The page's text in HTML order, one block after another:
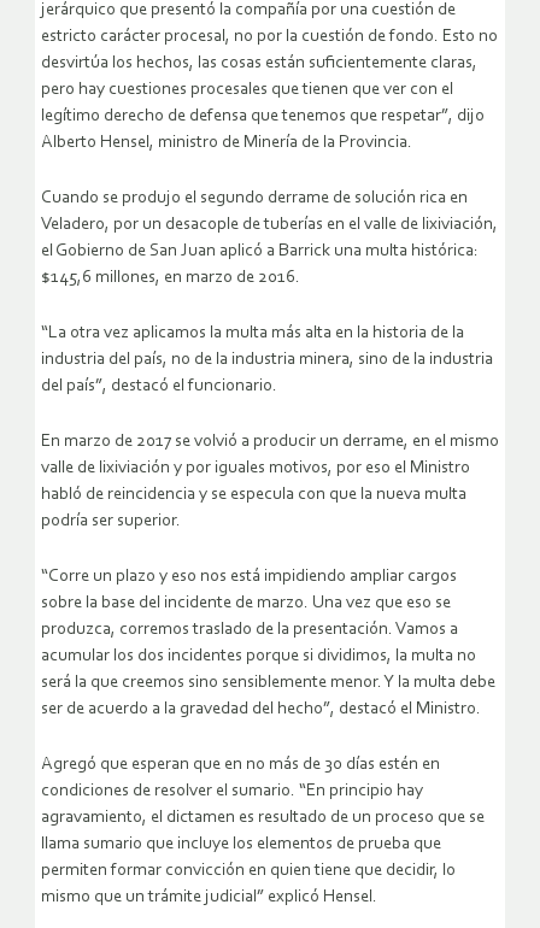
jerárquico que presentó la compañía por una cuestión de
estricto carácter procesal, no por la cuestión de fondo. Esto no
desvirtúa los hechos, las cosas están suficientemente claras,
pero hay cuestiones procesales que tienen que ver con el
legítimo derecho de defensa que tenemos que respetar”, dijo
Alberto Hensel, ministro de Minería de la Provincia.
Cuando se produjo el segundo derrame de solución rica en
Veladero, por un desacople de tuberías en el valle de lixiviación,
el Gobierno de San Juan aplicó a Barrick una multa histórica:
$145,6 millones, en marzo de 2016.
“La otra vez aplicamos la multa más alta en la historia de la
industria del país, no de la industria minera, sino de la industria
del país”, destacó el funcionario.
En marzo de 2017 se volvió a producir un derrame, en el mismo
valle de lixiviación y por iguales motivos, por eso el Ministro
habló de reincidencia y se especula con que la nueva multa
podría ser superior.
“Corre un plazo y eso nos está impidiendo ampliar cargos
sobre la base del incidente de marzo. Una vez que eso se
produzca, corremos traslado de la presentación. Vamos a
acumular los dos incidentes porque si dividimos, la multa no
será la que creemos sino sensiblemente menor. Y la multa debe
ser de acuerdo a la gravedad del hecho”, destacó el Ministro.
Agregó que esperan que en no más de 30 días estén en
condiciones de resolver el sumario. “En principio hay
agravamiento, el dictamen es resultado de un proceso que se
llama sumario que incluye los elementos de prueba que
permiten formar convicción en quien tiene que decidir, lo
mismo que un trámite judicial” explicó Hensel.